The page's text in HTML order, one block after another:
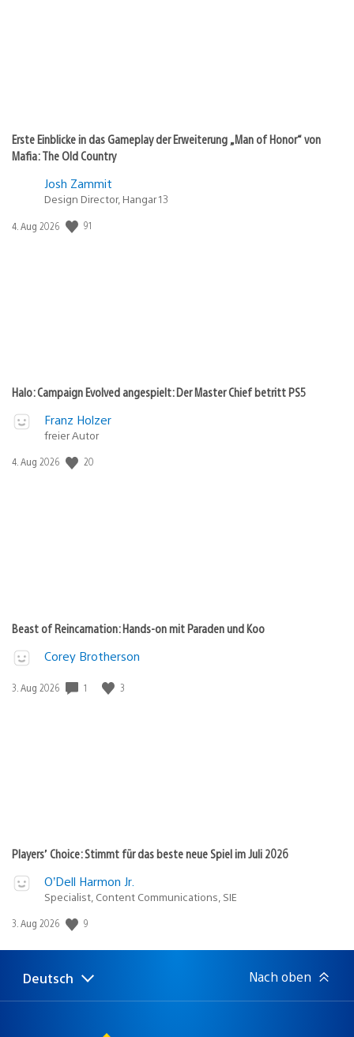
Erste Einblicke in das Gameplay der Erweiterung „Man of Honor“ von
Mafia: The Old Country
Josh Zammit
Design Director, Hangar 13
Veröffentlichungsdatum:
4. Aug 2026 91
Halo: Campaign Evolved angespielt: Der Master Chief betritt PS5
Franz Holzer
freier Autor
Veröffentlichungsdatum:
4. Aug 2026 20
Beast of Reincarnation: Hands-on mit Paraden und Koo
Corey Brotherson
Veröffentlichungsdatum:
3. Aug 2026 1 3
Players’ Choice: Stimmt für das beste neue Spiel im Juli 2026
O’Dell Harmon Jr.
Specialist, Content Communications, SIE
Veröffentlichungsdatum:
3. Aug 2026 9
Select
Aktuelle
Deutsch Nach oben